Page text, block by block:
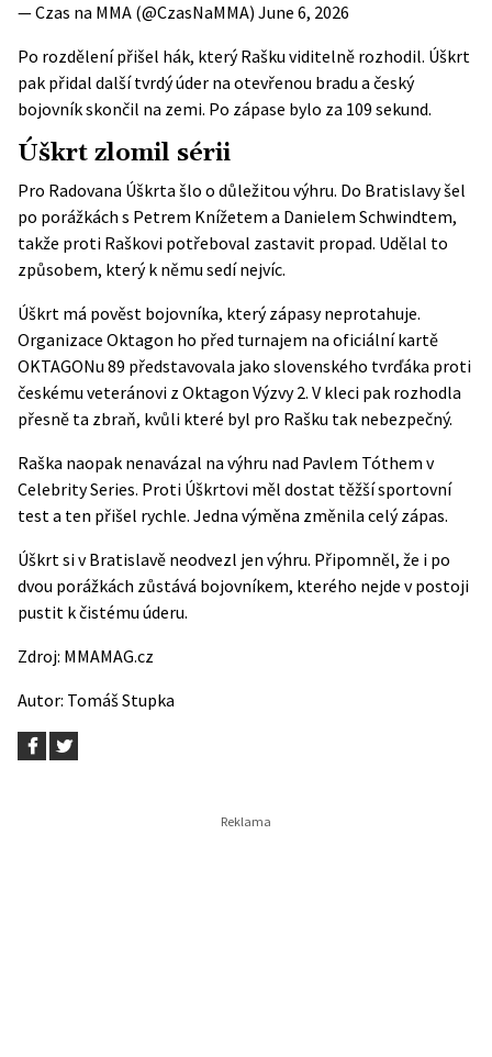
— Czas na MMA (@CzasNaMMA) June 6, 2026
Po rozdělení přišel hák, který Rašku viditelně rozhodil. Úškrt
pak přidal další tvrdý úder na otevřenou bradu a český
bojovník skončil na zemi. Po zápase bylo za 109 sekund.
Úškrt zlomil sérii
Pro Radovana Úškrta šlo o důležitou výhru. Do Bratislavy šel
po porážkách s Petrem Knížetem a Danielem Schwindtem,
takže proti Raškovi potřeboval zastavit propad. Udělal to
způsobem, který k němu sedí nejvíc.
Úškrt má pověst bojovníka, který zápasy neprotahuje.
Organizace Oktagon ho před turnajem na oficiální kartě
OKTAGONu 89 představovala jako slovenského tvrďáka proti
českému veteránovi z Oktagon Výzvy 2. V kleci pak rozhodla
přesně ta zbraň, kvůli které byl pro Rašku tak nebezpečný.
Raška naopak nenavázal na výhru nad Pavlem Tóthem v
Celebrity Series. Proti Úškrtovi měl dostat těžší sportovní
test a ten přišel rychle. Jedna výměna změnila celý zápas.
Úškrt si v Bratislavě neodvezl jen výhru. Připomněl, že i po
dvou porážkách zůstává bojovníkem, kterého nejde v postoji
pustit k čistému úderu.
Zdroj: MMAMAG.cz
Autor: Tomáš Stupka